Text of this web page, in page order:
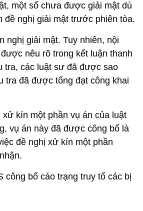
một số chưa được giải mật dù
đề nghị giải mật trước phiên tòa.
nghị giải mật. Tuy nhiên, nội
nêu rõ trong kết luận thanh
tra, các luật sư đã được sao
tra đã được tống đạt công khai
kín một phần vụ án của luật
vụ án này đã được công bố là
đề nghị xử kín một phần
công bố cáo trạng truy tố các bị